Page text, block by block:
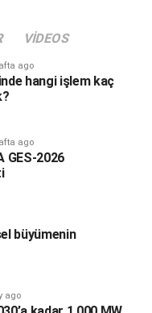
VIDEOS
ago
hangi işlem kaç
ago
GES-2026
büyümenin
ago